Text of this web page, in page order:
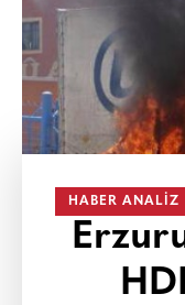
HABER ANALIZ